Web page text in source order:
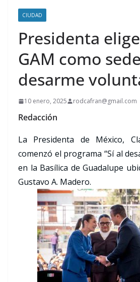
CIUDAD
Presidenta
GAM como
desarme
10 enero, 2025 rodcafran@gmail.com
Redacción
La Presidenta de México,
comenzó el programa “Sí al
en la Basílica de Guadalupe
Gustavo A. Madero.